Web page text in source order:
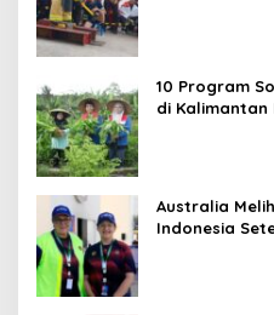
10 Program
di Kalimantan
Australia
Indonesia